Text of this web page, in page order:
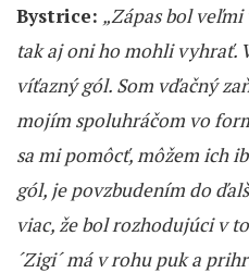
Bystrice: „Zápas bol
tak aj oni ho mohli vyhrať.
víťazný gól. Som vďačný
mojím spoluhráčom vo
sa mi pomôcť, môžem ich
gól, je povzbudením do
viac, že bol rozhodujúci v
´Zigi´ má v rohu puk a